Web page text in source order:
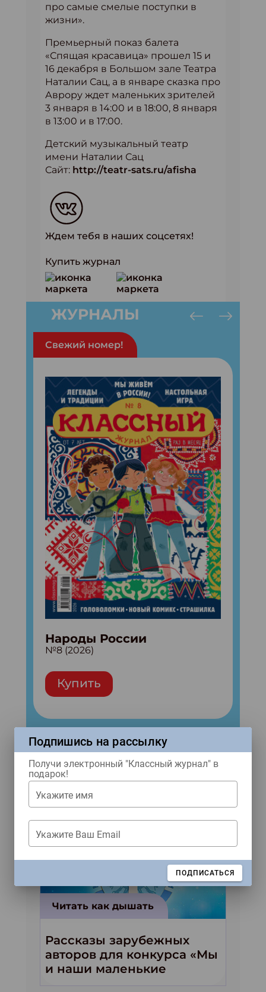
про самые смелые поступки в
жизни».
Премьерный показ балета
«Спящая красавица» прошел 15 и
16 декабря в Большом зале Театра
Наталии Сац, а в январе сказка про
Аврору ждет маленьких зрителей
3 января в 14:00 и в 18:00, 8 января
в 13:00 и в 17:00.
Детский музыкальный театр
имени Наталии Сац
Сайт: http://teatr-sats.ru/afisha
Ждем тебя в наших соцсетях!
Купить журнал
ЖУРНАЛЫ
Свежий номер!
Народы России
№8 (2026)
Купить
Популярные
материалы
Читать как дышать
Рассказы зарубежных
авторов для конкурса «Мы
и наши маленькие
волшебники!»
Подпишись на рассылку
Получи электронный "Классный журнал" в
подарок!
Укажите имя
Укажите Ваш Email
ПОДПИСАТЬСЯ